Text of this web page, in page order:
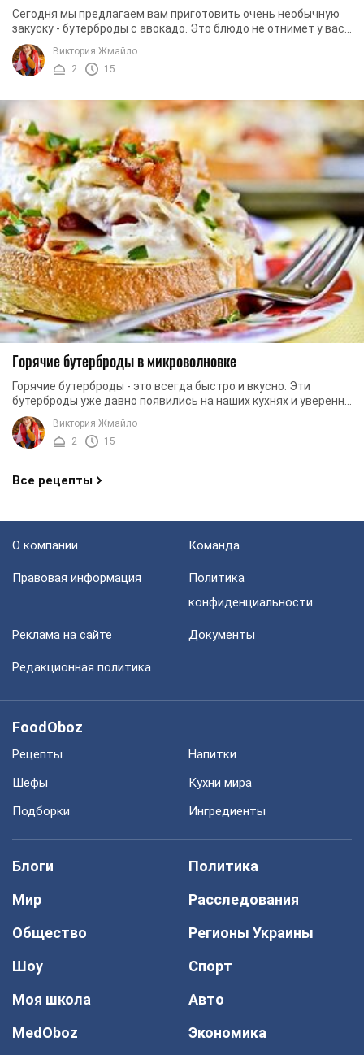
Сегодня мы предлагаем вам приготовить очень необычную
закуску - бутерброды с авокадо. Это блюдо не отнимет у вас
много времени и не потребует дорогих ...
Виктория Жмайло
2
15
Горячие бутерброды в микроволновке
Горячие бутерброды - это всегда быстро и вкусно. Эти
бутерброды уже давно появились на наших кухнях и уверенно
заняли место в списке любимых блюд и ...
Виктория Жмайло
2
15
Все рецепты
О компании Команда
Правовая информация
Политика
конфиденциальности
Реклама на сайте Документы
Редакционная политика
FoodOboz
Рецепты
Напитки
Шефы
Кухни мира
Подборки
Ингредиенты
Блоги
Политика
Мир
Расследования
Общество
Регионы Украины
Шоу
Спорт
Моя школа
Авто
MedOboz
Экономика